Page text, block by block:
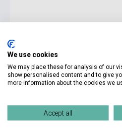
We use cookies
We may place these for analysis of our
show personalised content and to give
more information about the cookies we
Accept all